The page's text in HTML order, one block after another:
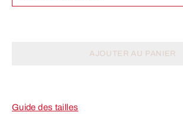
AJOUTER AU PANIER
Guide des tailles